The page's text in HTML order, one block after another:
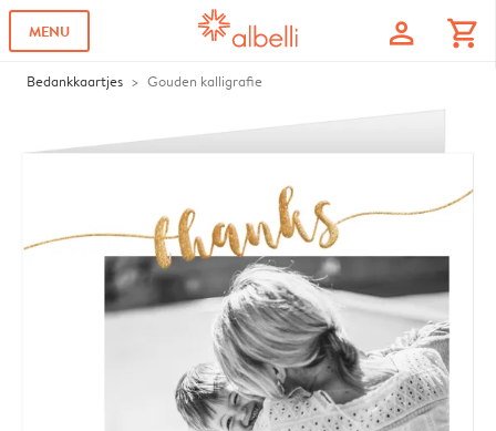
MENU profile shopping_cart
Bedankkaartjes Gouden kalligrafie